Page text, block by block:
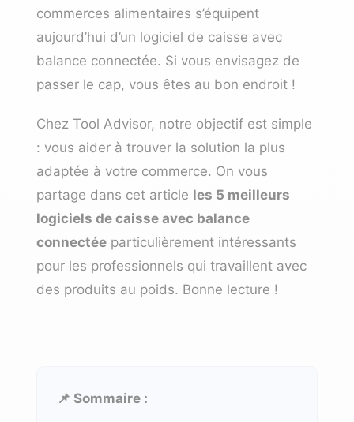
commerces alimentaires s’équipent
aujourd’hui d’un logiciel de caisse avec
balance connectée. Si vous envisagez de
passer le cap, vous êtes au bon endroit !
Chez Tool Advisor, notre objectif est simple
: vous aider à trouver la solution la plus
adaptée à votre commerce. On vous
partage dans cet article les 5 meilleurs
logiciels de caisse avec balance
connectée particulièrement intéressants
pour les professionnels qui travaillent avec
des produits au poids. Bonne lecture !
📌 Sommaire :